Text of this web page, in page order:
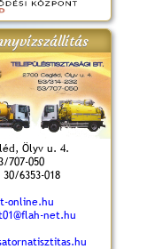
Ölyv u. 4.
707-050
6353-018
online.hu
net.hu
Kossuth Toborzó
2017.09.22-23.
és
Kenyere